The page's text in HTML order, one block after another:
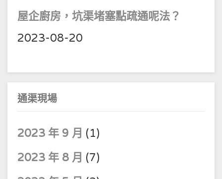
屋企廚房，坑渠堵塞點疏通呢法？
2023-08-20
通渠現場
2023 年 9 月 (1)
2023 年 8 月 (7)